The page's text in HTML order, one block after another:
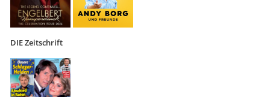
DIE Zeitschrift